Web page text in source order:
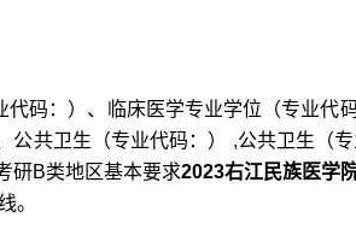
代码：）、临床医学专业学位（专业代
公共卫生（专业代码：） ,公共卫生（
研B类地区基本要求2023右江民族医学
。